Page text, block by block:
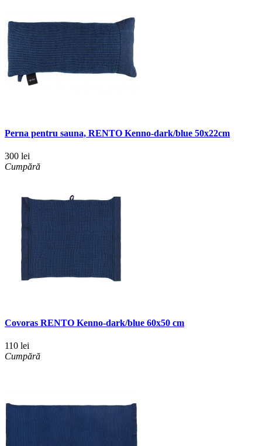
Perna pentru sauna, RENTO Kenno-dark/blue 50x22cm
300 lei
Cumpără
Covoras RENTO Kenno-dark/blue 60x50 cm
110 lei
Cumpără